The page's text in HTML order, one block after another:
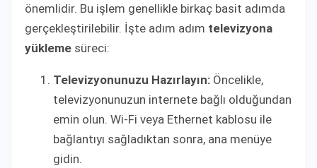
önemlidir. Bu işlem genellikle birkaç basit adımda
gerçekleştirilebilir. İşte adım adım televizyona
yükleme süreci:
Televizyonunuzu Hazırlayın: Öncelikle,
televizyonunuzun internete bağlı olduğundan
emin olun. Wi-Fi veya Ethernet kablosu ile
bağlantıyı sağladıktan sonra, ana menüye
gidin.